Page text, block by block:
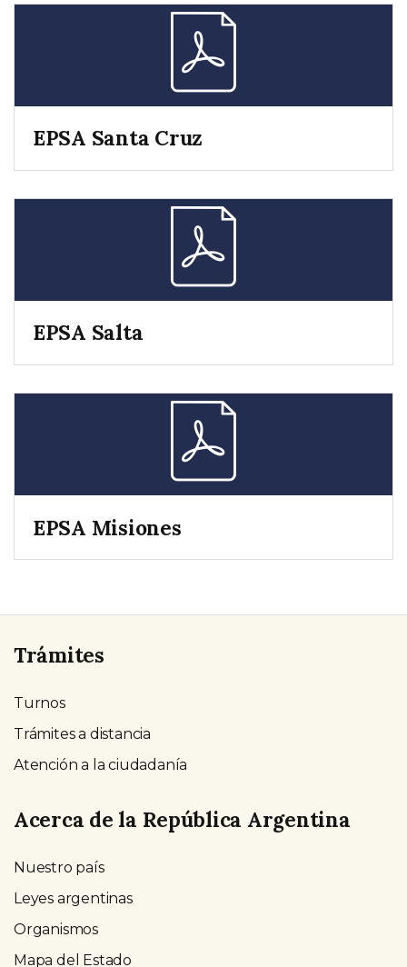
EPSA Santa Cruz
EPSA Salta
EPSA Misiones
Trámites
Turnos
Trámites a distancia
Atención a la ciudadanía
Acerca de la República Argentina
Nuestro país
Leyes argentinas
Organismos
Mapa del Estado